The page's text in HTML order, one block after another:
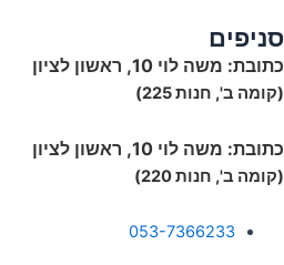
סניפים
כתובת: משה לוי 10, ראשון לציון
(קומה ב', חנות 225)
כתובת: משה לוי 10, ראשון לציון
(קומה ב', חנות 220)
053-7366233